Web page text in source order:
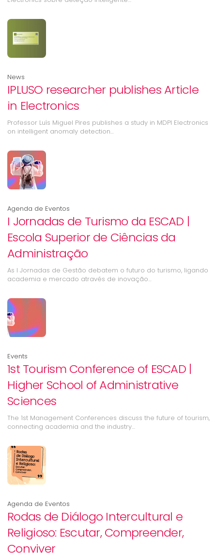
News
IPLUSO researcher publishes Article
in Electronics
Professor Luís Miguel Pires publishes a study in MDPI Electronics
on intelligent anomaly detection…
Agenda de Eventos
I Jornadas de Turismo da ESCAD |
Escola Superior de Ciências da
Administração
As I Jornadas de Gestão debatem o futuro do turismo, ligando
academia e mercado através de inovação…
Events
1st Tourism Conference of ESCAD |
Higher School of Administrative
Sciences
The 1st Management Conferences discuss the future of tourism,
connecting academia and the industry…
Agenda de Eventos
Rodas de Diálogo Intercultural e
Religioso: Escutar, Compreender,
Conviver